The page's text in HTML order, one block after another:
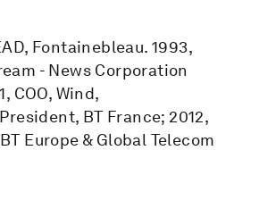
Fontainebleau. 1993,
- News Corporation
COO, Wind,
BT France; 2012,
Europe & Global Telecom